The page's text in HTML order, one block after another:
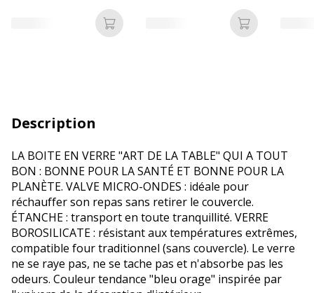
Ajouter au panier Ajouter au
Description
LA BOITE EN VERRE "ART DE LA TABLE" QUI A TOUT
BON : BONNE POUR LA SANTÉ ET BONNE POUR LA
PLANÈTE. VALVE MICRO-ONDES : idéale pour
réchauffer son repas sans retirer le couvercle.
ÉTANCHE : transport en toute tranquillité. VERRE
BOROSILICATE : résistant aux températures extrêmes,
compatible four traditionnel (sans couvercle). Le verre
ne se raye pas, ne se tache pas et n'absorbe pas les
odeurs. Couleur tendance "bleu orage" inspirée par